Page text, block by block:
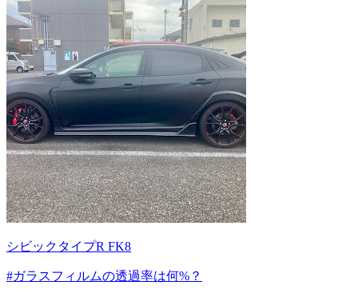
シビックタイプR FK8
#ガラスフィルムの透過率は何%？